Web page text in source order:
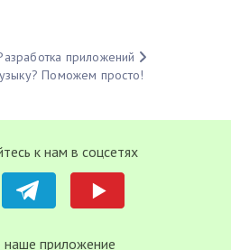
приложений
Поможем просто!
к нам в соцсетях
наше приложение